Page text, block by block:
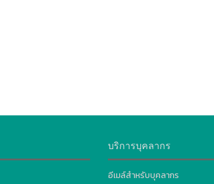
บริการบุคลากร
อีเมล์สำหรับบุคลากร